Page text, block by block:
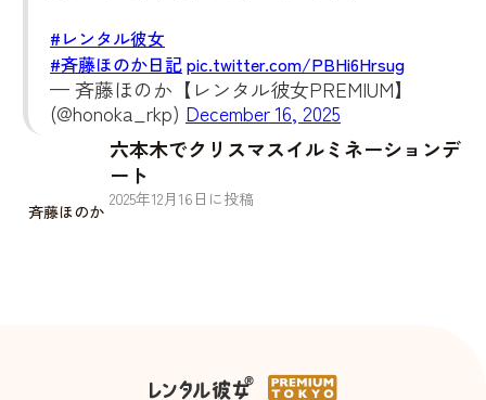
#レンタル彼女
#斉藤ほのか日記pic.twitter.com/PBHi6Hrsug
— 斉藤ほのか【レンタル彼女PREMIUM】
(@honoka_rkp) December 16, 2025
斉藤ほのか
六本木でクリスマスイルミネーションデ
ート
2025年12月 16 日に投稿